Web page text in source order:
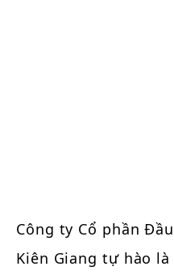
Công ty Cổ phần
Kiên Giang tự hào